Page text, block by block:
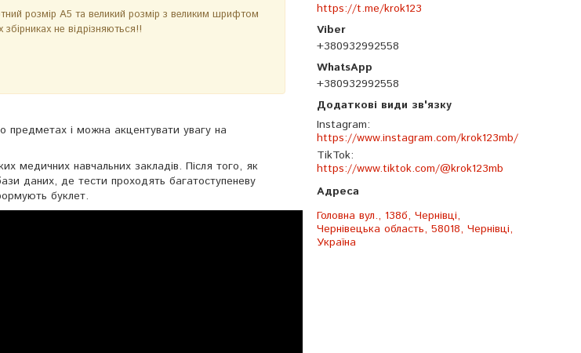
https://t.me/krok123
+380932992558
+380932992558
Instagram
https://www.instagram.com/krok123mb/
TikTok
https://www.tiktok.com/@krok123mb
Головна вул., 138б, Чернівці,
Чернівецька область, 58018, Чернівці,
Україна
розмір А5 та великий розмір з великим шрифтом
не відрізняються!!
предметах і можна акцентувати увагу на
медичних навчальних закладів. Після того, як
даних, де тести проходять багатоступеневу
буклет.